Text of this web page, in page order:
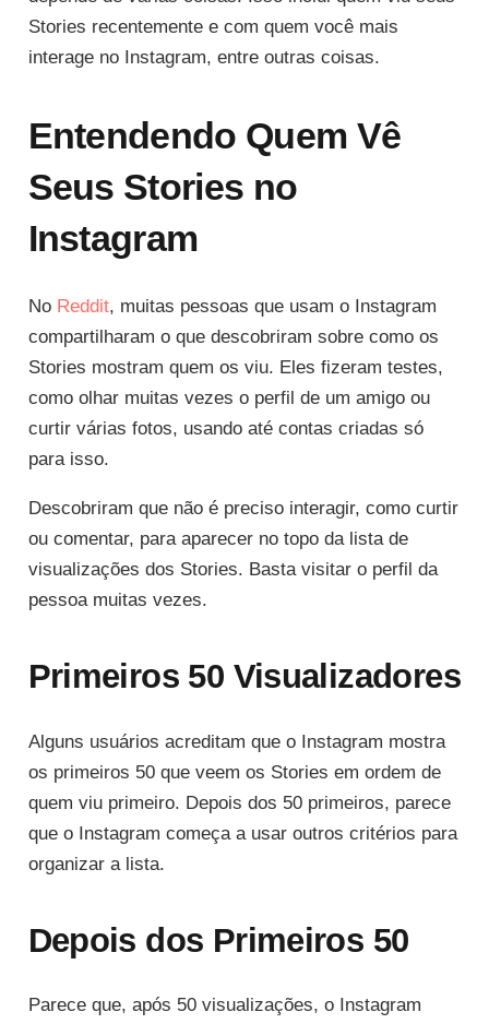
Stories recentemente e com quem você mais
interage no Instagram, entre outras coisas.
Entendendo Quem Vê
Seus Stories no
Instagram
No Reddit, muitas pessoas que usam o Instagram
compartilharam o que descobriram sobre como os
Stories mostram quem os viu. Eles fizeram testes,
como olhar muitas vezes o perfil de um amigo ou
curtir várias fotos, usando até contas criadas só
para isso.
Descobriram que não é preciso interagir, como curtir
ou comentar, para aparecer no topo da lista de
visualizações dos Stories. Basta visitar o perfil da
pessoa muitas vezes.
Primeiros 50 Visualizadores
Alguns usuários acreditam que o Instagram mostra
os primeiros 50 que veem os Stories em ordem de
quem viu primeiro. Depois dos 50 primeiros, parece
que o Instagram começa a usar outros critérios para
organizar a lista.
Depois dos Primeiros 50
Parece que, após 50 visualizações, o Instagram